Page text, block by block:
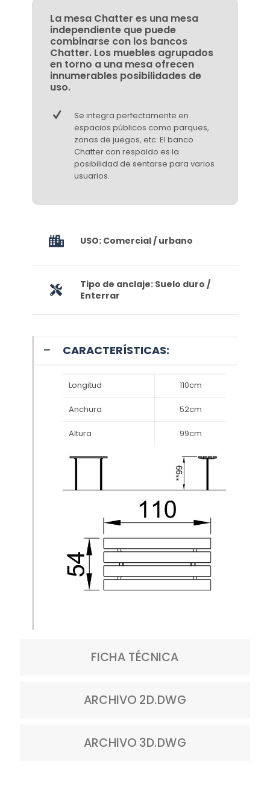
La mesa Chatter es una mesa
independiente que puede
combinarse con los bancos
Chatter. Los muebles agrupados
en torno a una mesa ofrecen
innumerables posibilidades de
uso.
Se integra perfectamente en
espacios públicos como parques,
zonas de juegos, etc. El banco
Chatter con respaldo es la
posibilidad de sentarse para varios
usuarios.
USO: Comercial / urbano
Tipo de anclaje: Suelo duro /
Enterrar
CARACTERÍSTICAS:
Longitud 110cm
Anchura 52cm
Altura 99cm
FICHA TÉCNICA
ARCHIVO 2D.DWG
ARCHIVO 3D.DWG